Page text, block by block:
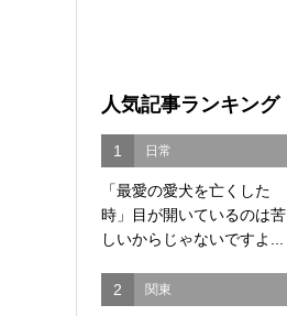
人気記事ランキング
1 日常
「最愛の愛犬を亡くした
時」目が開いているのは苦
しいからじゃないですよ...
2 関東